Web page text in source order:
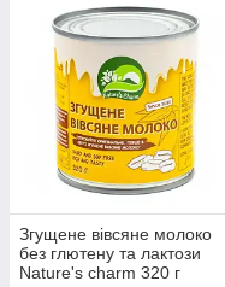
Згущене вівсяне молоко
без глютену та лактози
Nature's charm 320 г